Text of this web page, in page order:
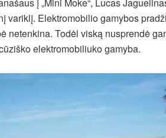
variklį. Elektromobilio gamybos
netenkina. Todėl viską nusprendė
elektromobiliuko gamyba.